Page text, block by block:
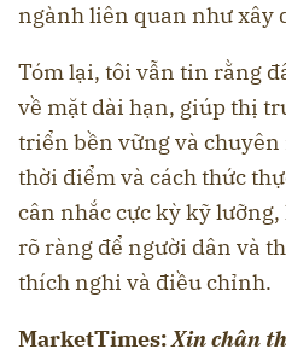
ngành liên quan như xây
Tóm lại, tôi vẫn tin rằng
về mặt dài hạn, giúp thị
triển bền vững và
thời điểm và cách thức
cân nhắc cực kỳ kỹ
rõ ràng để người dân và
thích nghi và điều chỉnh.
MarketTimes:Xin chân